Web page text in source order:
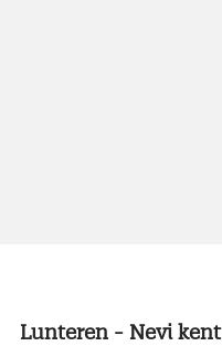
Lunteren - Nevi